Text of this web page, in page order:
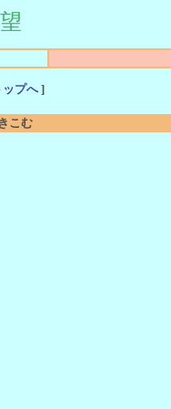
ップへ]
こむ